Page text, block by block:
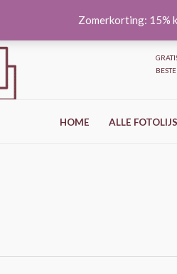
Zomerkorting: 15%
HOME ALLE